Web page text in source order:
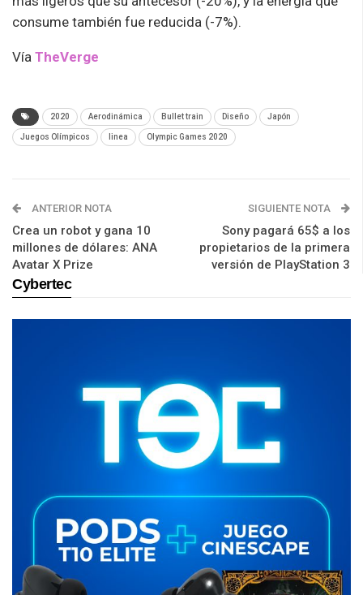
consume también fue reducida (-7%).
Vía TheVerge
2020 Aerodinámica Bullet train Diseño Japón
Juegos Olímpicos linea Olympic Games 2020
ANTERIOR NOTA
Crea un robot y gana 10
millones de dólares: ANA
Avatar X Prize
SIGUIENTE NOTA
Sony pagará 65$ a los
propietarios de la primera
versión de PlayStation 3
Cybertec